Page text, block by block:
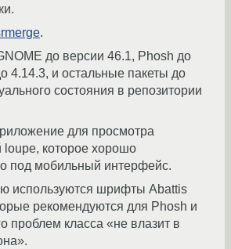
.
до версии 46.1, Phosh до
4.14.3, и остальные пакеты до
состояния в репозитории
для просмотра
loupe, которое хорошо
под мобильный интерфейс.
используются шрифты Abattis
рекомендуются для Phosh и
проблем класса «не влазит в